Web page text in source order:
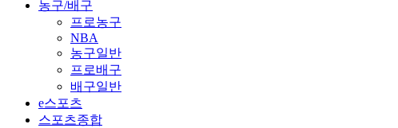
농구/배구
프로농구
NBA
농구일반
프로배구
배구일반
e스포츠
스포츠종합